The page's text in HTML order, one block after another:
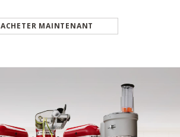
ACHETER MAINTENANT